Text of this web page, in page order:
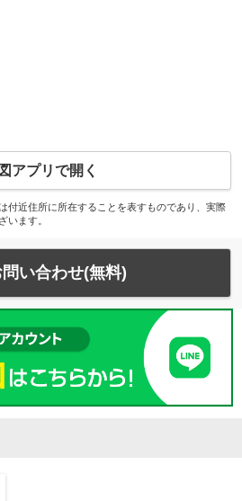
アプリで開く
付近住所に所在することを表すものであり、実際
います。
問い合わせ(無料)